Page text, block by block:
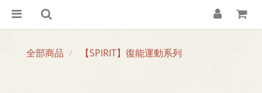
全部商品 【SPIRIT】復能運動系列